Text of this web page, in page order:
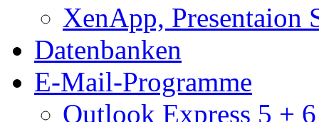
XenApp, Presentaion
Datenbanken
E-Mail-Programme
Outlook Express 5 + 6